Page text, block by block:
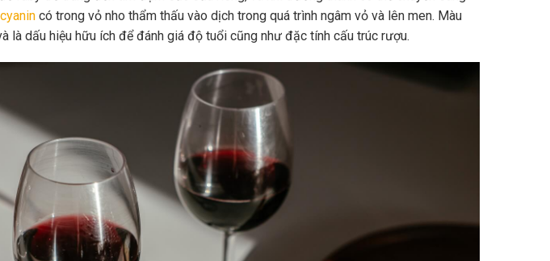
có trong vỏ nho thẩm thấu vào dịch trong quá trình ngâm vỏ và lên men. Màu
là dấu hiệu hữu ích để đánh giá độ tuổi cũng như đặc tính cấu trúc rượu.